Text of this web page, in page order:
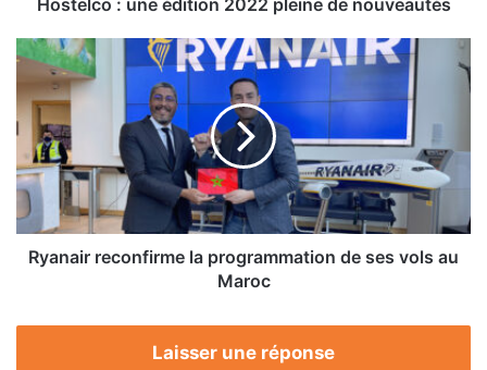
Ryanair
reconfirme
la
programmation
de
ses
vols
au
Maroc
Ryanair reconfirme la programmation de ses vols au
Maroc
Laisser une réponse